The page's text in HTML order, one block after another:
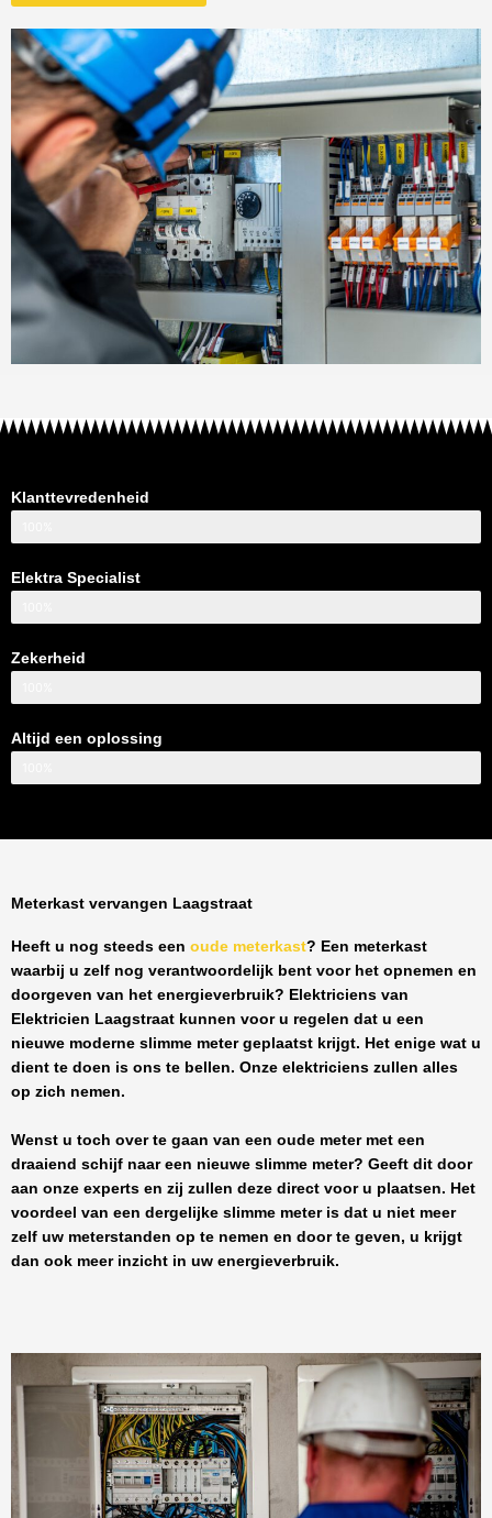
Klanttevredenheid
Elektra Specialist
Zekerheid
Altijd een oplossing
Meterkast vervangen Laagstraat
Heeft u nog steeds een oude meterkast? Een meterkast
waarbij u zelf nog verantwoordelijk bent voor het opnemen en
doorgeven van het energieverbruik? Elektriciens van
Elektricien Laagstraat kunnen voor u regelen dat u een
nieuwe moderne slimme meter geplaatst krijgt. Het enige wat u
dient te doen is ons te bellen. Onze elektriciens zullen alles
op zich nemen.
Wenst u toch over te gaan van een oude meter met een
draaiend schijf naar een nieuwe slimme meter? Geeft dit door
aan onze experts en zij zullen deze direct voor u plaatsen. Het
voordeel van een dergelijke slimme meter is dat u niet meer
zelf uw meterstanden op te nemen en door te geven, u krijgt
dan ook meer inzicht in uw energieverbruik.